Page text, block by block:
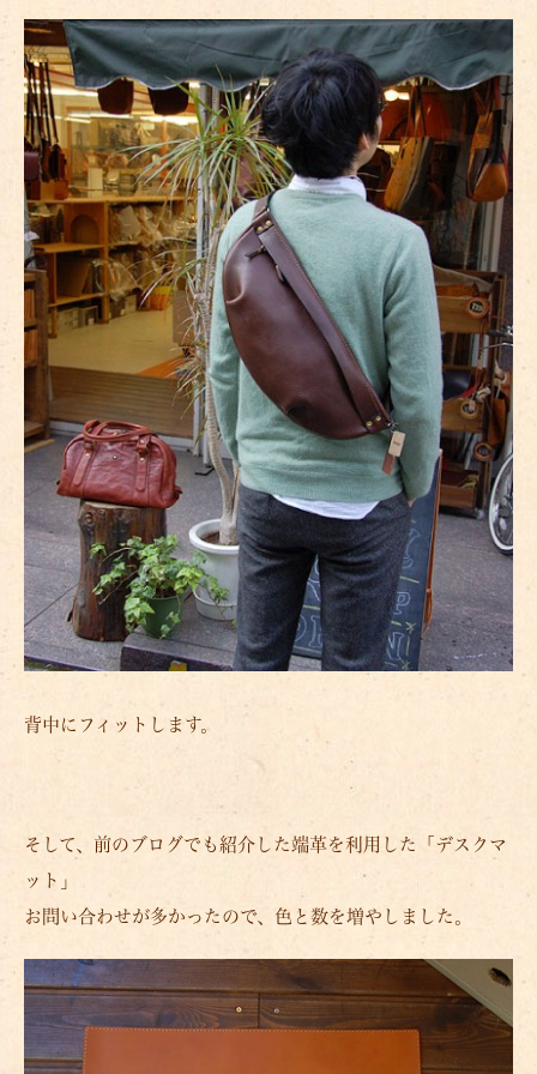
背中にフィットします。
そして、前のブログでも紹介した端革を利用した「デスクマ
ット」
お問い合わせが多かったので、色と数を増やしました。